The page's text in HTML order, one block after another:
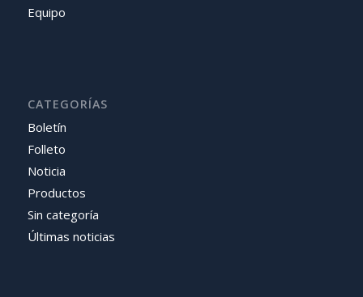
Equipo
CATEGORÍAS
Boletín
Folleto
Noticia
Productos
Sin categoría
Últimas noticias